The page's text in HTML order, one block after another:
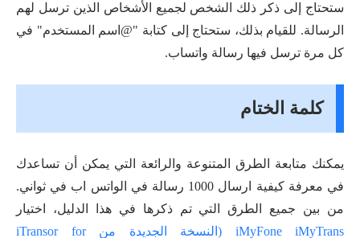
ستحتاج إلى ذكر ذلك الشخص لجميع الأشخاص الذين ترسل لهم
الرسالة. للقيام بذلك، ستحتاج إلى كتابة "@اسم المستخدم" في
كل مرة ترسل فيها رسالة واتساب.
كلمة الختام
يمكنك متابعة الطرق المتنوعة والرائعة التي يمكن أن تساعدك
في معرفة كيفية ارسال 1000 رسالة في الواتس اب في ثواني.
من بين جميع الطرق التي تم ذكرها في هذا الدليل، اختيار
iMyFone iMyTrans (النسخة الجديدة من iTransor for